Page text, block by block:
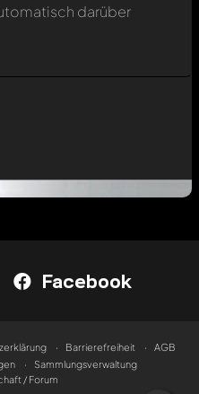
darüber
Facebook
Barrierefreiheit
AGB
Sammlungsverwaltung
/ Forum